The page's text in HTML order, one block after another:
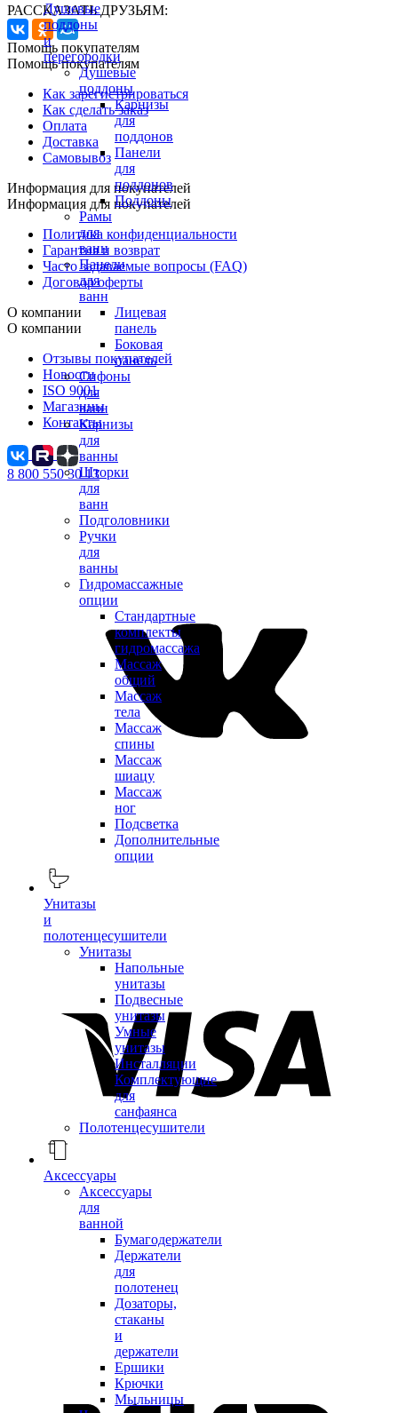
Душевые
поддоны
и
перегородки
Душевые
поддоны
Карнизы
для
поддонов
Панели
для
поддонов
Поддоны
Рамы
для
ванн
Панели
для
ванн
Лицевая
панель
Боковая
панель
Сифоны
для
ванн
Карнизы
для
ванны
Шторки
для
ванн
Подголовники
Ручки
для
ванны
Гидромассажные
опции
Стандартные
комплекты
гидромассажа
Массаж
общий
Массаж
тела
Массаж
спины
Массаж
шиацу
Массаж
ног
Подсветка
Дополнительные
опции
Унитазы
и
полотенцесушители
Унитазы
Напольные
унитазы
Подвесные
унитазы
Умные
унитазы
Инсталляции
Комплектующие
для
санфаянса
Полотенцесушители
Аксессуары
Аксессуары
для
ванной
Бумагодержатели
Держатели
для
полотенец
Дозаторы,
стаканы
и
держатели
Ершики
Крючки
Мыльницы
РАССКАЗАТЬ ДРУЗЬЯМ:
Помощь покупателям
Помощь покупателям
Как зарегистрироваться
Как сделать заказ
Оплата
Доставка
Самовывоз
Информация для покупателей
Информация для покупателей
Политика конфиденциальности
Гарантия и возврат
Часто задаваемые вопросы (FAQ)
Договор оферты
О компании
О компании
Отзывы покупателей
Новости
ISO 9001
Магазины
Контакты
8 800 550 30 13